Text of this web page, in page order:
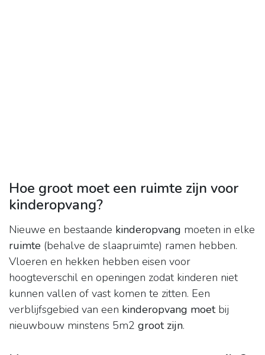
Hoe groot moet een ruimte zijn voor
kinderopvang?
Nieuwe en bestaande kinderopvang moeten in elke
ruimte (behalve de slaapruimte) ramen hebben.
Vloeren en hekken hebben eisen voor
hoogteverschil en openingen zodat kinderen niet
kunnen vallen of vast komen te zitten. Een
verblijfsgebied van een kinderopvang moetbij
nieuwbouw minstens 5m2 groot zijn.